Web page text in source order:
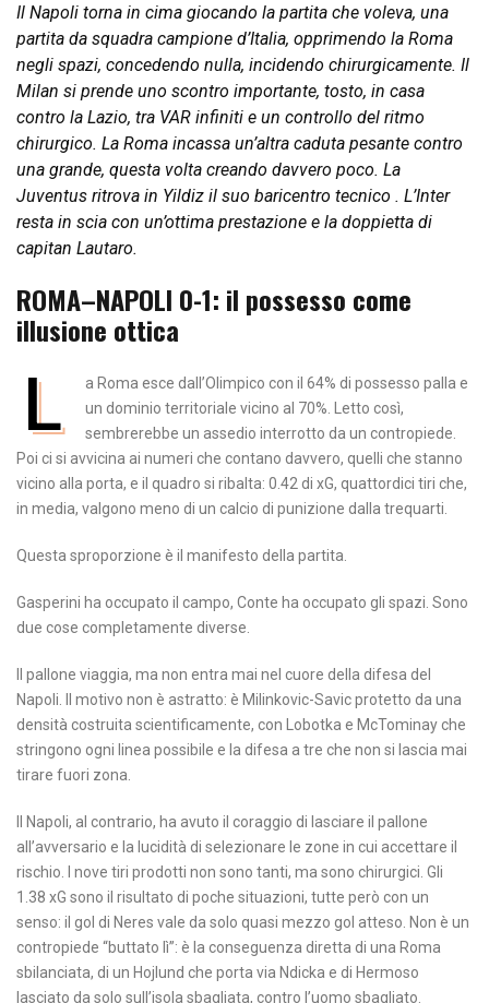
Il Napoli torna in cima giocando la partita che voleva, una
partita da squadra campione d’Italia, opprimendo la Roma
negli spazi, concedendo nulla, incidendo chirurgicamente. Il
Milan si prende uno scontro importante, tosto, in casa
contro la Lazio, tra VAR infiniti e un controllo del ritmo
chirurgico. La Roma incassa un’altra caduta pesante contro
una grande, questa volta creando davvero poco. La
Juventus ritrova in Yildiz il suo baricentro tecnico . L’Inter
resta in scia con un’ottima prestazione e la doppietta di
capitan Lautaro.
ROMA–NAPOLI 0-1: il possesso come
illusione ottica
L
a Roma esce dall’Olimpico con il 64% di possesso palla e
un dominio territoriale vicino al 70%. Letto così,
sembrerebbe un assedio interrotto da un contropiede.
Poi ci si avvicina ai numeri che contano davvero, quelli che stanno
vicino alla porta, e il quadro si ribalta: 0.42 di xG, quattordici tiri che,
in media, valgono meno di un calcio di punizione dalla trequarti.
Questa sproporzione è il manifesto della partita.
Gasperini ha occupato il campo, Conte ha occupato gli spazi. Sono
due cose completamente diverse.
Il pallone viaggia, ma non entra mai nel cuore della difesa del
Napoli. Il motivo non è astratto: è Milinkovic-Savic protetto da una
densità costruita scientificamente, con Lobotka e McTominay che
stringono ogni linea possibile e la difesa a tre che non si lascia mai
tirare fuori zona.
Il Napoli, al contrario, ha avuto il coraggio di lasciare il pallone
all’avversario e la lucidità di selezionare le zone in cui accettare il
rischio. I nove tiri prodotti non sono tanti, ma sono chirurgici. Gli
1.38 xG sono il risultato di poche situazioni, tutte però con un
senso: il gol di Neres vale da solo quasi mezzo gol atteso. Non è un
contropiede “buttato lì”: è la conseguenza diretta di una Roma
sbilanciata, di un Hojlund che porta via Ndicka e di Hermoso
lasciato da solo sull’isola sbagliata, contro l’uomo sbagliato.